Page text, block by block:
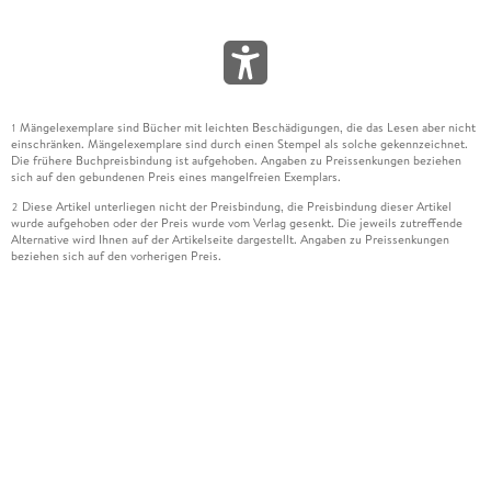
1 Mängelexemplare sind Bücher mit leichten Beschädigungen, die das Lesen aber nicht
einschränken. Mängelexemplare sind durch einen Stempel als solche gekennzeichnet.
Die frühere Buchpreisbindung ist aufgehoben. Angaben zu Preissenkungen beziehen
sich auf den gebundenen Preis eines mangelfreien Exemplars.
2 Diese Artikel unterliegen nicht der Preisbindung, die Preisbindung dieser Artikel
wurde aufgehoben oder der Preis wurde vom Verlag gesenkt. Die jeweils zutreffende
Alternative wird Ihnen auf der Artikelseite dargestellt. Angaben zu Preissenkungen
beziehen sich auf den vorherigen Preis.